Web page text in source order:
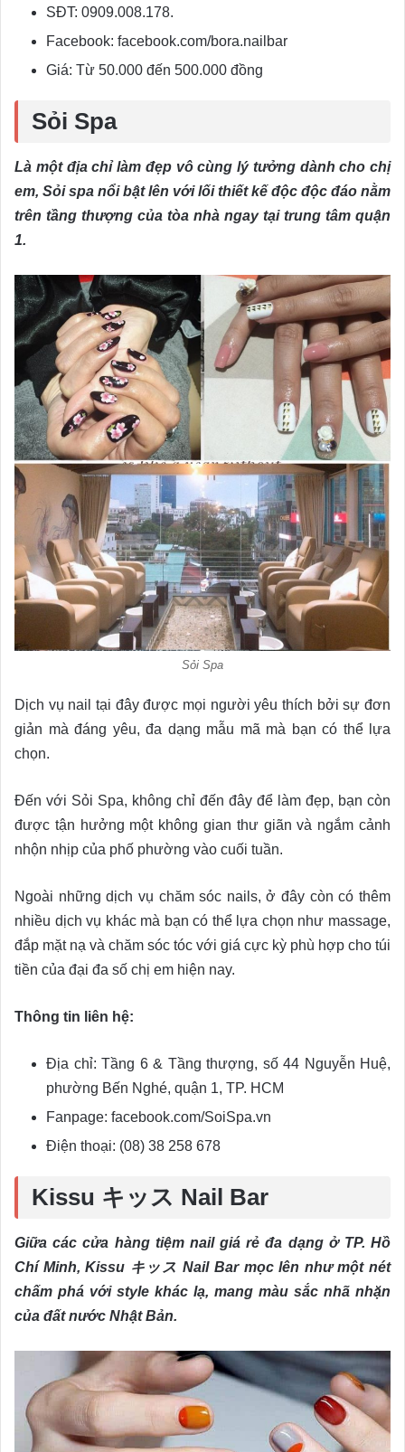
SĐT: 0909.008.178.
Facebook: facebook.com/bora.nailbar
Giá: Từ 50.000 đến 500.000 đồng
Sỏi Spa
Là một địa chỉ làm đẹp vô cùng lý tưởng dành cho chị
em, Sỏi spa nổi bật lên với lối thiết kế độc độc đáo nằm
trên tầng thượng của tòa nhà ngay tại trung tâm quận
1.
Sỏi Spa
Dịch vụ nail tại đây được mọi người yêu thích bởi sự đơn
giản mà đáng yêu, đa dạng mẫu mã mà bạn có thể lựa
chọn.
Đến với Sỏi Spa, không chỉ đến đây để làm đẹp, bạn còn
được tận hưởng một không gian thư giãn và ngắm cảnh
nhộn nhịp của phố phường vào cuối tuần.
Ngoài những dịch vụ chăm sóc nails, ở đây còn có thêm
nhiều dịch vụ khác mà bạn có thể lựa chọn như massage,
đắp mặt nạ và chăm sóc tóc với giá cực kỳ phù hợp cho túi
tiền của đại đa số chị em hiện nay.
Thông tin liên hệ:
Địa chỉ: Tầng 6 & Tầng thượng, số 44 Nguyễn Huệ,
phường Bến Nghé, quận 1, TP. HCM
Fanpage: facebook.com/SoiSpa.vn
Điện thoại: (08) 38 258 678
Kissu キッス Nail Bar
Giữa các cửa hàng tiệm nail giá rẻ đa dạng ở TP. Hồ
Chí Minh, Kissu キッス Nail Bar mọc lên như một nét
chấm phá với style khác lạ, mang màu sắc nhã nhặn
của đất nước Nhật Bản.